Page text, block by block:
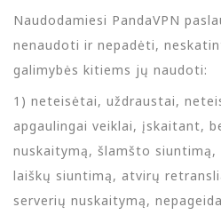
Naudodamiesi PandaVPN
nenaudoti ir nepadėti,
galimybės kitiems jų naudoti:
1) neteisėtai, uždraustai,
apgaulingai veiklai, įskaitant,
nuskaitymą, šlamšto siuntimą,
laiškų siuntimą, atvirų
serverių nuskaitymą,